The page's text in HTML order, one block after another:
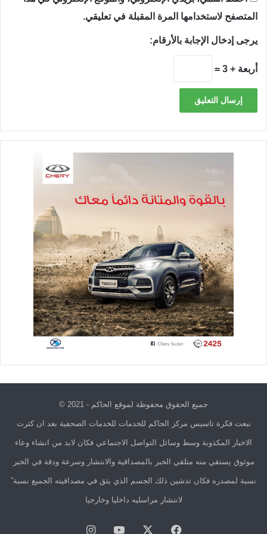
المتصفح لاستخدامها المرة المقبلة في تعليقي.
يرجى إدخال الإجابة بالأرقام:
أربعة + 3 =
جميع الحقوق محفوظة لموقع الحاكم - 2021 ©
نبعت فكرة تاسيس مركز الحاكم للخدمات للخدمات الصحفية بعد ان كثرت
الاخبار المكذوبة وسط وسائل التواصل الاجتماعي فكان لابد من انشاء وعاء
موثوق يستقي منه متلقي الخبر بالمصداقية والانتشار وسرعة ودقة في الخبر
نسبة لمصدره فكان تدشين ذلك الجسم الذي يثق في مصداقيته الجميع نسبة”
لانتشار مراسليه داخليا وخارجيا
فيسبوك يوتيوبانستقرام